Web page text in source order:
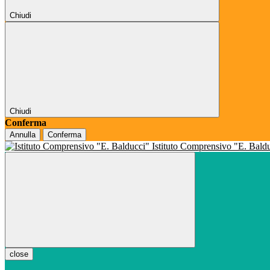
Chiudi
Chiudi
Conferma
Annulla Conferma
Istituto Comprensivo "E.
close